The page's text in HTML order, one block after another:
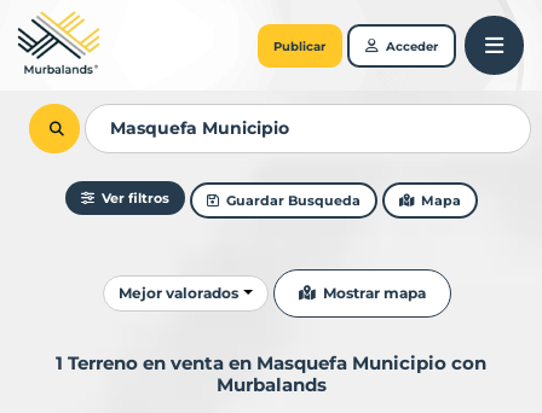
Publicar Acceder
Ver filtros Guardar Busqueda Mapa
Ordenar resultados
Mejor valorados Mostrar mapa
1 Terreno en venta en Masquefa Municipio con
Murbalands